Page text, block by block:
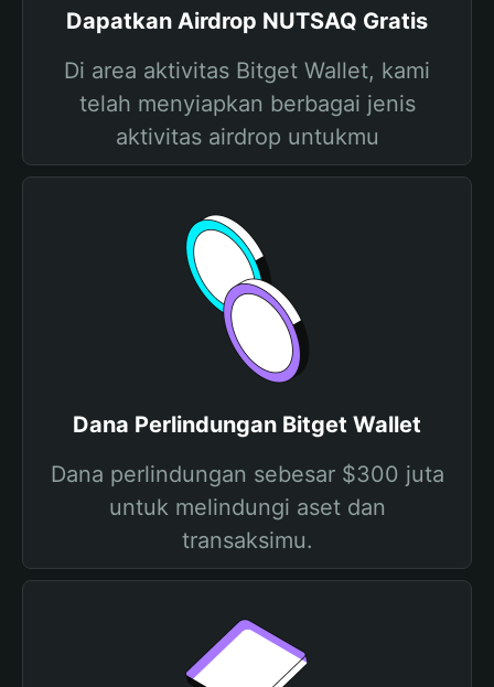
Dapatkan Airdrop NUTSAQ Gratis
Di area aktivitas Bitget Wallet, kami
telah menyiapkan berbagai jenis
aktivitas airdrop untukmu
Dana Perlindungan Bitget Wallet
Dana perlindungan sebesar $300 juta
untuk melindungi aset dan
transaksimu.